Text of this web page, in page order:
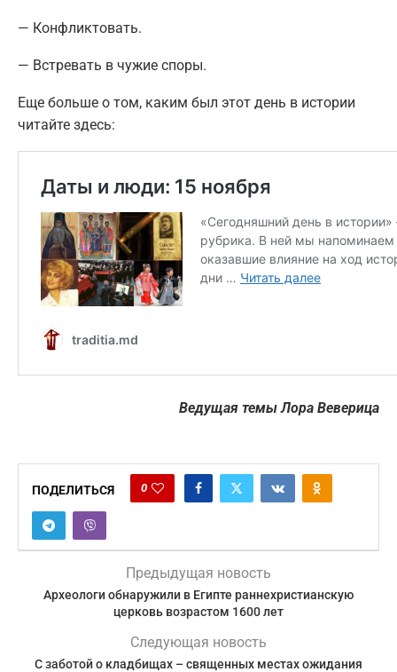
— Конфликтовать.
— Встревать в чужие споры.
Еще больше о том, каким был этот день в истории
читайте здесь:
Ведущая темы Лора Веверица
ПОДЕЛИТЬСЯ 0
Предыдущая новость
Археологи обнаружили в Египте раннехристианскую
церковь возрастом 1600 лет
Следующая новость
С заботой о кладбищах – священных местах ожидания